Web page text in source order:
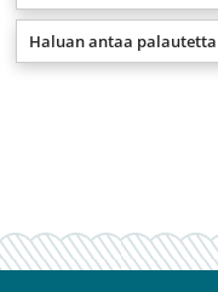
Haluan antaa palautetta